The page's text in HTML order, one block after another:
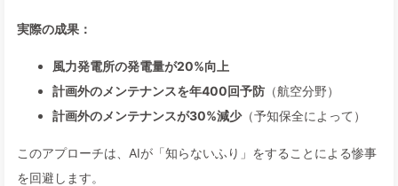
実際の成果：
風力発電所の発電量が20%向上
計画外のメンテナンスを年400回予防 （航空分野）
計画外のメンテナンスが30%減少（予知保全によって）
このアプローチは、AIが「知らないふり」をすることによる惨事
を回避します。